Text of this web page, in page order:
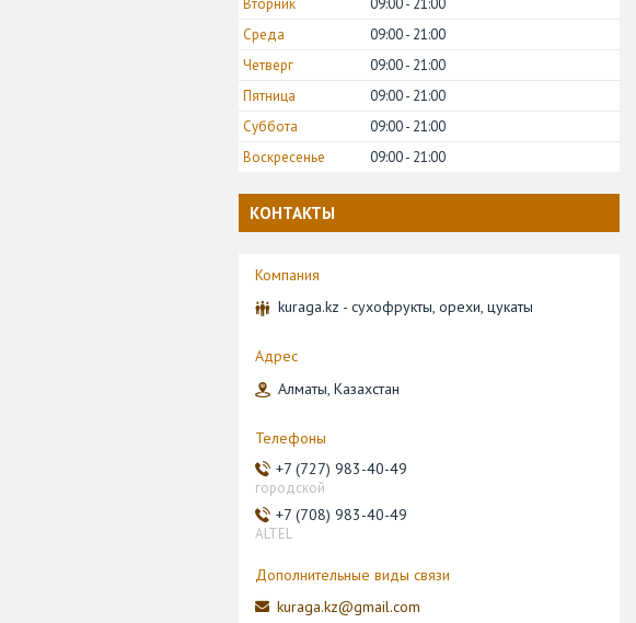
Среда
09:00 21:00
Четверг
09:00 21:00
Пятница
09:00 21:00
Суббота
09:00 21:00
Воскресенье
09:00 21:00
КОНТАКТЫ
kuraga.kz - сухофрукты, орехи, цукаты
Алматы, Казахстан
+7 (727) 983-40-49
городской
+7 (708) 983-40-49
ALTEL
kuraga.kz@gmail.com